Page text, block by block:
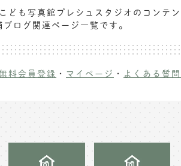
成人式写真撮影
業袴･卒業写真撮影
学･卒園卒業記念撮影
マタニティフォト撮影
横浜港北店 et Fleur
お客様の声
スタジオブログ
記念撮影コラム
よくある質問
お祝いギフトカード
ども写真館プレシュスタジオのコンテン
ブログ関連ページ一覧です。
料会員登録 ・ マイページ ・ よくある質問